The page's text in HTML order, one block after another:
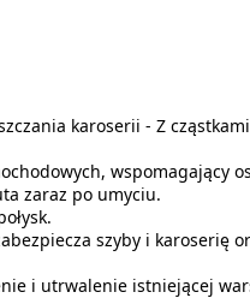
karoserii - Z
wspomagający
zaraz po umyciu.
szyby i karoserię
i utrwalenie istniejącej